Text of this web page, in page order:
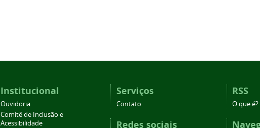
Institucional
Ouvidoria
Comitê de Inclusão e
Acessibilidade
Serviços
Contato
Redes sociais
RSS
O que é?